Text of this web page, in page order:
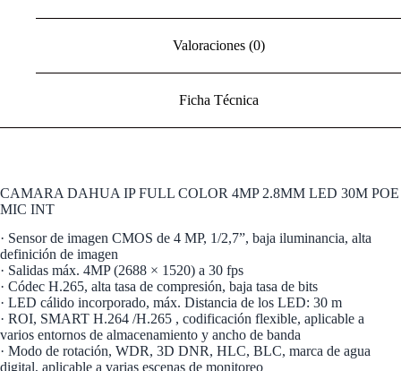
Valoraciones (0)
Ficha Técnica
CAMARA DAHUA IP FULL COLOR 4MP 2.8MM LED 30M POE
MIC INT
· Sensor de imagen CMOS de 4 MP, 1/2,7”, baja iluminancia, alta
definición de imagen
· Salidas máx. 4MP (2688 × 1520) a 30 fps
· Códec H.265, alta tasa de compresión, baja tasa de bits
· LED cálido incorporado, máx. Distancia de los LED: 30 m
· ROI, SMART H.264 /H.265 , codificación flexible, aplicable a
varios entornos de almacenamiento y ancho de banda
· Modo de rotación, WDR, 3D DNR, HLC, BLC, marca de agua
digital, aplicable a varias escenas de monitoreo